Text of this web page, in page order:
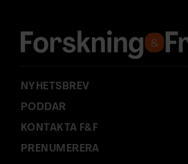
s
:
NYHETSBREV
PODDAR
KONTAKTA F&F
PRENUMERERA